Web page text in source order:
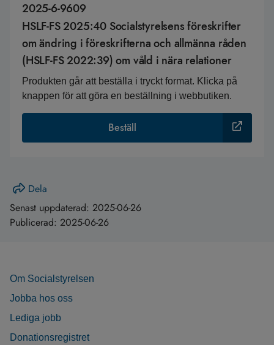
2025-6-9609
HSLF-FS 2025:40 Socialstyrelsens föreskrifter
om ändring i föreskrifterna och allmänna råden
(HSLF-FS 2022:39) om våld i nära relationer
Produkten går att beställa i tryckt format. Klicka på
knappen för att göra en beställning i webbutiken.
Beställ
Dela
Senast uppdaterad: 2025-06-26
Publicerad: 2025-06-26
Om Socialstyrelsen
Jobba hos oss
Lediga jobb
Donationsregistret